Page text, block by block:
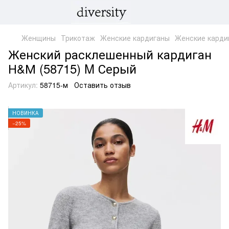
Женщины Трикотаж Женские кардиганы Женские
Женский расклешенный кардиган
Н&М (58715) M Серый
Артикул: 58715-м Оставить отзыв
НОВИНКА
−25%